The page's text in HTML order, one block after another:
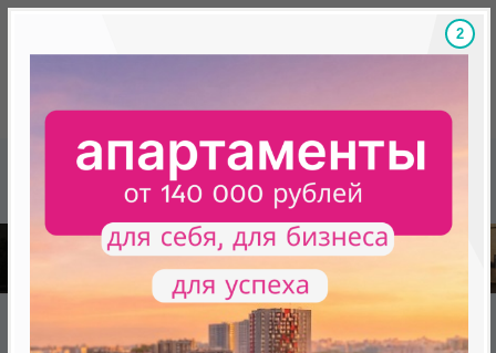
Скидки на новостройки, бонусы Готовые
База новостроек Минска «Минск Мир»
23.6 "Екатеринбург", квартал "Евразия"